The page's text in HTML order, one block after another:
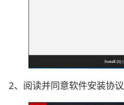
2、阅读并同意软件安装协议